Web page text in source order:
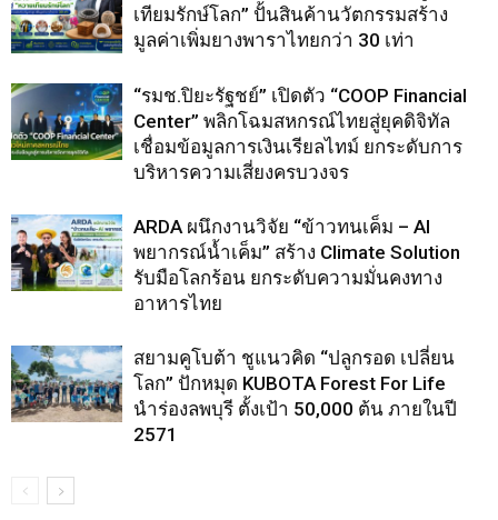
เทียมรักษ์โลก” ปั้นสินค้านวัตกรรมสร้าง
มูลค่าเพิ่มยางพาราไทยกว่า 30 เท่า
“รมช.ปิยะรัฐชย์” เปิดตัว “COOP Financial
Center” พลิกโฉมสหกรณ์ไทยสู่ยุคดิจิทัล
เชื่อมข้อมูลการเงินเรียลไทม์ ยกระดับการ
บริหารความเสี่ยงครบวงจร
ARDA ผนึกงานวิจัย “ข้าวทนเค็ม – AI
พยากรณ์น้ำเค็ม” สร้าง Climate Solution
รับมือโลกร้อน ยกระดับความมั่นคงทาง
อาหารไทย
สยามคูโบต้า ชูแนวคิด “ปลูกรอด เปลี่ยน
โลก” ปักหมุด KUBOTA Forest For Life
นำร่องลพบุรี ตั้งเป้า 50,000 ต้น ภายในปี
2571